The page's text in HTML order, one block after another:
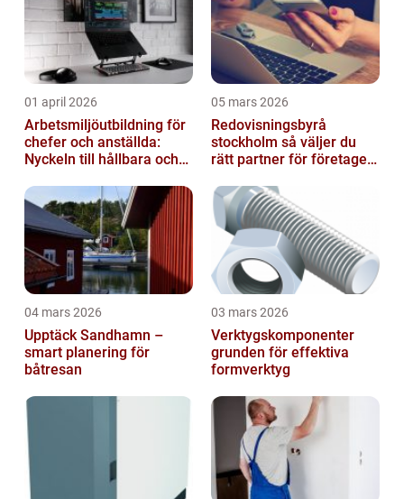
01 april 2026
Arbetsmiljöutbildning för
chefer och anställda:
Nyckeln till hållbara och
05 mars 2026
Redovisningsbyrå
stockholm så väljer du
rätt partner för företagets
04 mars 2026
Upptäck Sandhamn –
smart planering för
båtresan
03 mars 2026
Verktygskomponenter
grunden för effektiva
formverktyg